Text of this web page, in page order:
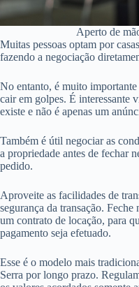
Aperto de
Muitas pessoas optam por
fazendo a negociação
No entanto, é muito
cair em golpes. É interessante
existe e não é apenas um
Também é útil negociar as
a propriedade antes de fechar
pedido.
Aproveite as facilidades de
segurança da transação.
um contrato de locação, para
pagamento seja efetuado.
Esse é o modelo mais
Serra por longo prazo.